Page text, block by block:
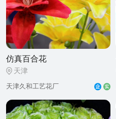
仿真百合花
天津
天津久和工艺花厂